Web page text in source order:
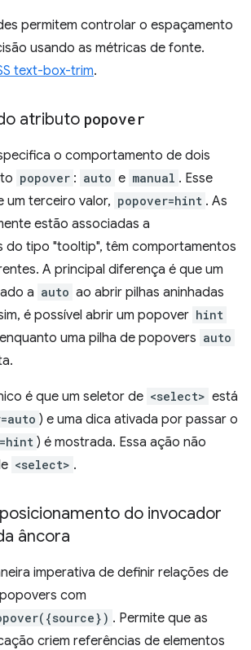
permitem controlar o espaçamento
usando as métricas de fonte.
text-box-trim.
atributo popover
o comportamento de dois
popover : auto e manual . Esse
um terceiro valor, popover=hint . As
estão associadas a
do tipo "tooltip", têm comportamentos
A principal diferença é que um
a auto ao abrir pilhas aninhadas
é possível abrir um popover hint
uma pilha de popovers auto
é que um seletor de <select> está
) e uma dica ativada por passar o
) é mostrada. Essa ação não
<select> .
do invocador
âncora
imperativa de definir relações de
com
. Permite que as
criem referências de elementos